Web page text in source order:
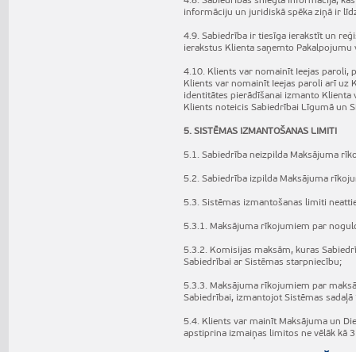
informāciju un juridiskā spēka ziņā ir
4.9. Sabiedrība ir tiesīga ierakstīt un
ierakstus Klienta saņemto
4.10. Klients var nomainīt Ieejas paroli,
Klients var nomainīt Ieejas paroli arī uz
identitātes pierādīšanai izmanto
Klients noteicis Sabiedrībai Līgumā un
5. SISTĒMAS IZMANTOŠANAS LIMITI
5.1. Sabiedrība neizpilda Maksājuma
5.2. Sabiedrība izpilda Maksājuma
5.3. Sistēmas izmantošanas limiti
5.3.1. Maksājuma rīkojumiem par
5.3.2. Komisijas maksām, kuras
Sabiedrībai ar Sistēmas starpniecību;
5.3.3. Maksājuma rīkojumiem par
Sabiedrībai, izmantojot Sistēmas
5.4. Klients var mainīt Maksājuma un
apstiprina izmaiņas limitos ne vēlāk kā